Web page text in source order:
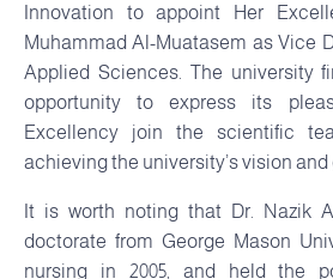
Innovation to appoint Her
Muhammad Al-Muatasem as Vice
Applied Sciences. The university
opportunity to express its
Excellency join the scientific
achieving the university’s vision and
It is worth noting that Dr. Nazik
doctorate from George Mason
nursing in 2005, and held the